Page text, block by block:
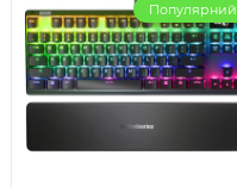
Популярний